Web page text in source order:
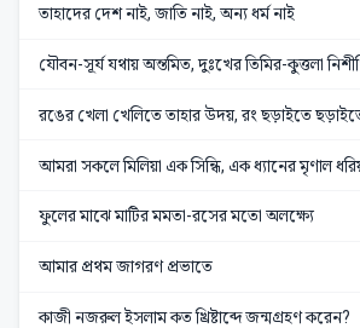
তাহাদের দেশ নাই, জাতি নাই, অন্য ধর্ম নাই
যৌবন-সূর্য যথায় অন্তমিত, দুঃখের তিমির-কুত্তলা
রঙের খেলা খেলিতে তাহার উদয়, রং ছড়াইতে
আমরা সকলে মিলিয়া এক সিন্ধি, এক ধ্যানের মৃণাল
ফুলের মাঝে মাটির মমতা-রসের মতো অলক্ষ্যে
আমার প্রথম জাগরণ প্রভাতে
কাজী নজরুল ইসলাম কত খ্রিষ্টাব্দে জন্মগ্রহণ করেন?